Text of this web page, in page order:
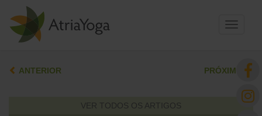
Toggle
ANTERIOR PRÓXIMO
VER TODOS OS ARTIGOS